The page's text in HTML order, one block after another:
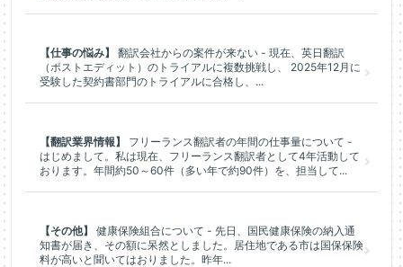
【仕事の悩み】
翻訳会社からの案件が来ない - 現在、英日翻訳
（ポストエディット）のトライアルに複数挑戦し、 2025年12月に
受験した契約書部門のトライアルに合格し、...
【翻訳業界情報】
フリーランス翻訳者の年間の仕事量について -
はじめまして。私は現在、フリーランス翻訳者として4年活動して
おります。年間約50～60件（多い年で約90件）を、担当して...
【その他】
健康保険組合について - 先日、国民健康保険の納入通
知書が届き、その額に呆然としました。居住地である市は国保保険
料が高いと聞いてはおりました。昨年...